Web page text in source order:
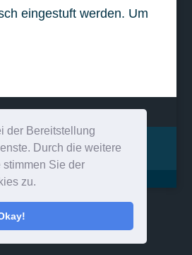
der Bereitstellung
Durch die weitere
stimmen Sie der
zu.
eingestuft werden. Um
Kontakt